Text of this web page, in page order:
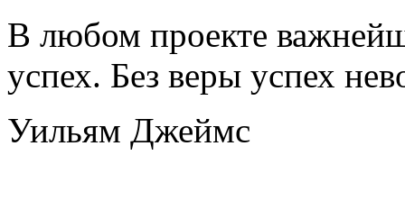
В любом проекте
успех. Без веры успех
Уильям Джеймс